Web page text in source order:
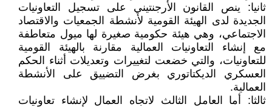
ثانيا: ينص القانون الأرجنتيني على تسجيل التعاونيات
الجديدة لدى الهيئة القومية لأنشطة الجمعيات والاقتصاد
الاجتماعي، وهي هيئة حكومية صغيرة لها ميول متعاطفة
مع إنشاء التعاونيات العمالية مقارنة بالهيئة القومية
للتعاونيات، والتي خضعت لتغييرات وتعديلات أثناء الحكم
العسكري الديكتاتوري بغرض التضييق على الأنشطة
العمالية.
ثالثا: أما العامل الثالث لاتجاه العمال لإنشاء تعاونيات